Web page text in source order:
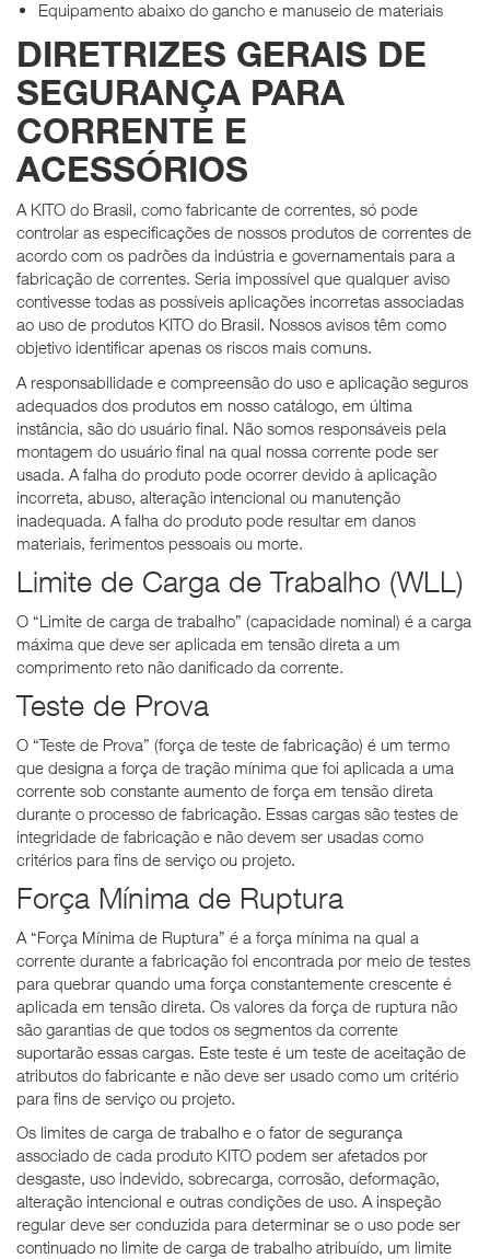
Equipamento abaixo do gancho e manuseio de materiais
DIRETRIZES GERAIS DE
SEGURANÇA PARA
CORRENTE E
ACESSÓRIOS
A KITO do Brasil, como fabricante de correntes, só pode
controlar as especificações de nossos produtos de correntes de
acordo com os padrões da indústria e governamentais para a
fabricação de correntes. Seria impossível que qualquer aviso
contivesse todas as possíveis aplicações incorretas associadas
ao uso de produtos KITO do Brasil. Nossos avisos têm como
objetivo identificar apenas os riscos mais comuns.
A responsabilidade e compreensão do uso e aplicação seguros
adequados dos produtos em nosso catálogo, em última
instância, são do usuário final. Não somos responsáveis ​​pela
montagem do usuário final na qual nossa corrente pode ser
usada. A falha do produto pode ocorrer devido à aplicação
incorreta, abuso, alteração intencional ou manutenção
inadequada. A falha do produto pode resultar em danos
materiais, ferimentos pessoais ou morte.
Limite de Carga de Trabalho (WLL)
O “Limite de carga de trabalho” (capacidade nominal) é a carga
máxima que deve ser aplicada em tensão direta a um
comprimento reto não danificado da corrente.
Teste de Prova
O “Teste de Prova” (força de teste de fabricação) é um termo
que designa a força de tração mínima que foi aplicada a uma
corrente sob constante aumento de força em tensão direta
durante o processo de fabricação. Essas cargas são testes de
integridade de fabricação e não devem ser usadas como
critérios para fins de serviço ou projeto.
Força Mínima de Ruptura
A “Força Mínima de Ruptura” é a força mínima na qual a
corrente durante a fabricação foi encontrada por meio de testes
para quebrar quando uma força constantemente crescente é
aplicada em tensão direta. Os valores da força de ruptura não
são garantias de que todos os segmentos da corrente
suportarão essas cargas. Este teste é um teste de aceitação de
atributos do fabricante e não deve ser usado como um critério
para fins de serviço ou projeto.
Os limites de carga de trabalho e o fator de segurança
associado de cada produto KITO podem ser afetados por
desgaste, uso indevido, sobrecarga, corrosão, deformação,
alteração intencional e outras condições de uso. A inspeção
regular deve ser conduzida para determinar se o uso pode ser
continuado no limite de carga de trabalho atribuído, um limite